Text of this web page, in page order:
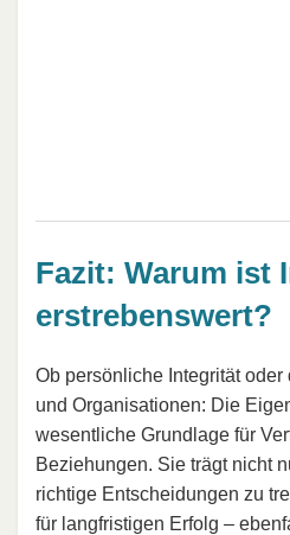
Fazit: Warum ist
erstrebenswert?
Ob persönliche Integrität
und Organisationen: Die
wesentliche Grundlage für
Beziehungen. Sie trägt nicht
richtige Entscheidungen zu
für langfristigen Erfolg –